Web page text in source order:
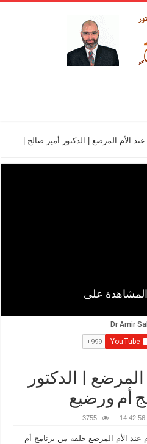
عند الأم المرضع | الدكتور أمير صالح |
المرضع | الدكتور
أم ورضيع
3755
عند الأم المرضع حلقة من برنامج أم